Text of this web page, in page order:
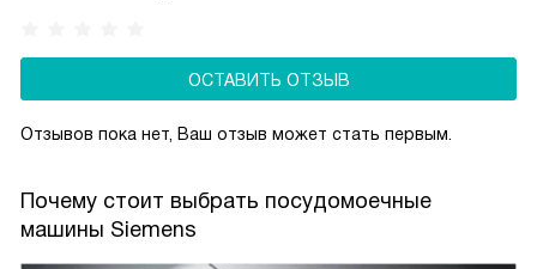
и превосходное качество мытья.
ОСТАВИТЬ ОТЗЫВ
Отзывов пока нет, Ваш отзыв может стать первым.
Почему стоит выбрать посудомоечные
машины Siemens